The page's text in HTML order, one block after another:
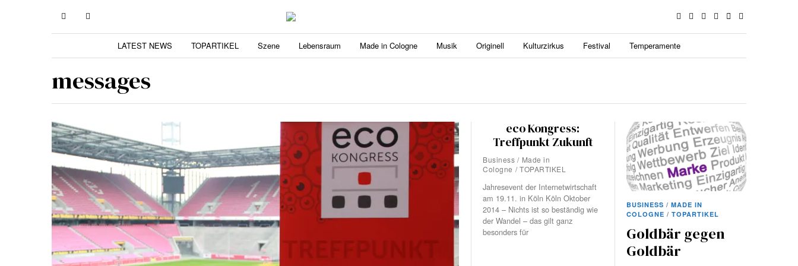
LATEST NEWS TOPARTIKEL Szene Lebensraum Made in Cologne Musik Originell Kulturzirkus Festival Temperamente
messages
BUSINESS / MADE IN
COLOGNE / TOPARTIKEL
Goldbär gegen
Goldbär
eco Kongress:
Treffpunkt Zukunft
Business / Made in
Cologne / TOPARTIKEL
Jahresevent der Internetwirtschaft
am 19.11. in Köln Köln Oktober
2014 – Nichts ist so beständig wie
der Wandel – das gilt ganz
besonders für